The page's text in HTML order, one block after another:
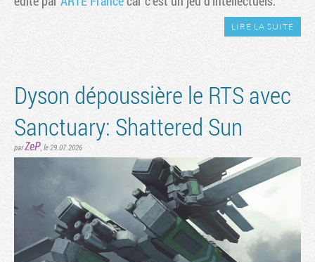
LIRE LA SUITE
Dyson dépoussière le RTS avec
Sanctuary: Shattered Sun
parZeP, le 29.07.2026